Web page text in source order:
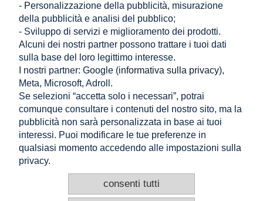
NEGOZIO
AIUTO
IL MIO CONTO
INFORMAZIONE
CONTATTO
Altamira Sp. z o. o.
+48 725 777 559
info@e-altamira.it
- Personalizzazione della pubblicità, misurazione
della pubblicità e analisi del pubblico;
- Sviluppo di servizi e miglioramento dei prodotti.
Alcuni dei nostri partner possono trattare i tuoi dati
sulla base del loro legittimo interesse.
I nostri partner: Google (informativa sulla privacy),
Meta, Microsoft, Adroll.
Se selezioni “accetta solo i necessari”, potrai
comunque consultare i contenuti del nostro sito, ma la
pubblicità non sarà personalizzata in base ai tuoi
interessi. Puoi modificare le tue preferenze in
qualsiasi momento accedendo alle impostazioni sulla
privacy.
consenti tutti